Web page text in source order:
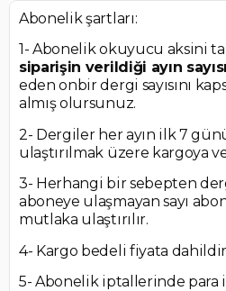
Abonelik şartları:
1- Abonelik okuyucu aksini
siparişin verildiği ayın sayısı
eden onbir dergi sayısını
almış olursunuz.
2- Dergiler her ayın ilk 7
ulaştırılmak üzere kargoya
3- Herhangi bir sebepten
aboneye ulaşmayan sayı
mutlaka ulaştırılır.
4- Kargo bedeli fiyata
5- Abonelik iptallerinde para